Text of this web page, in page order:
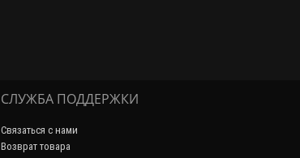
СЛУЖБА ПОДДЕРЖКИ
Связаться с нами
Возврат товара